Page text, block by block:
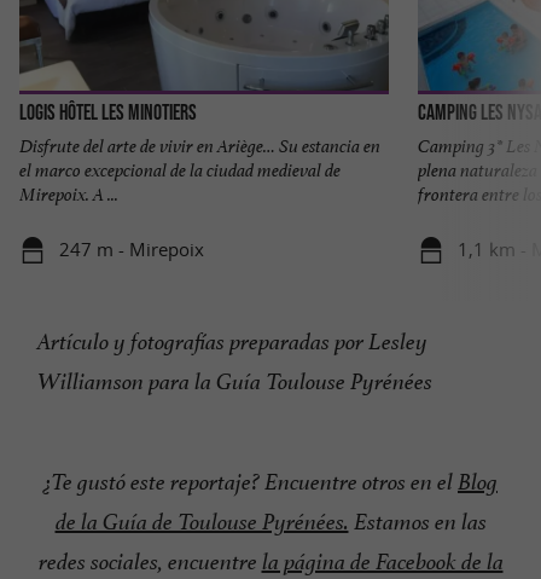
Logis Hôtel les Minotiers
Disfrute del arte de vivir en Ariège… Su estancia en
el marco excepcional de la ciudad medieval de
Mirepoix. A ...
247 m - Mirepoix
Camping Les
Camping 3* Les
plena
frontera entre
1,1 km -
Artículo y fotografías preparadas por Lesley
Williamson para la Guía Toulouse Pyrénées
¿Te gustó este reportaje? Encuentre otros en elBlog
de la Guía de Toulouse Pyrénées. Estamos en las
redes sociales, encuentre la página de Facebook de la